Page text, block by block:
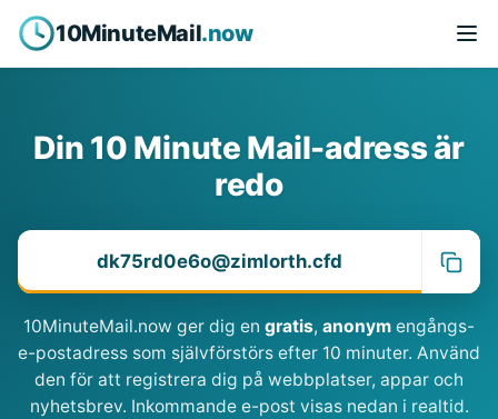
10MinuteMail.now
Din 10 Minute Mail-adress är
redo
10MinuteMail.now ger dig en gratis, anonym engångs-
e-postadress som självförstörs efter 10 minuter. Använd
den för att registrera dig på webbplatser, appar och
nyhetsbrev. Inkommande e-post visas nedan i realtid.